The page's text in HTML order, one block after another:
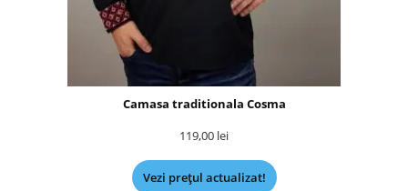
Camasa traditionala Cosma
119,00 lei
Vezi prețul actualizat!